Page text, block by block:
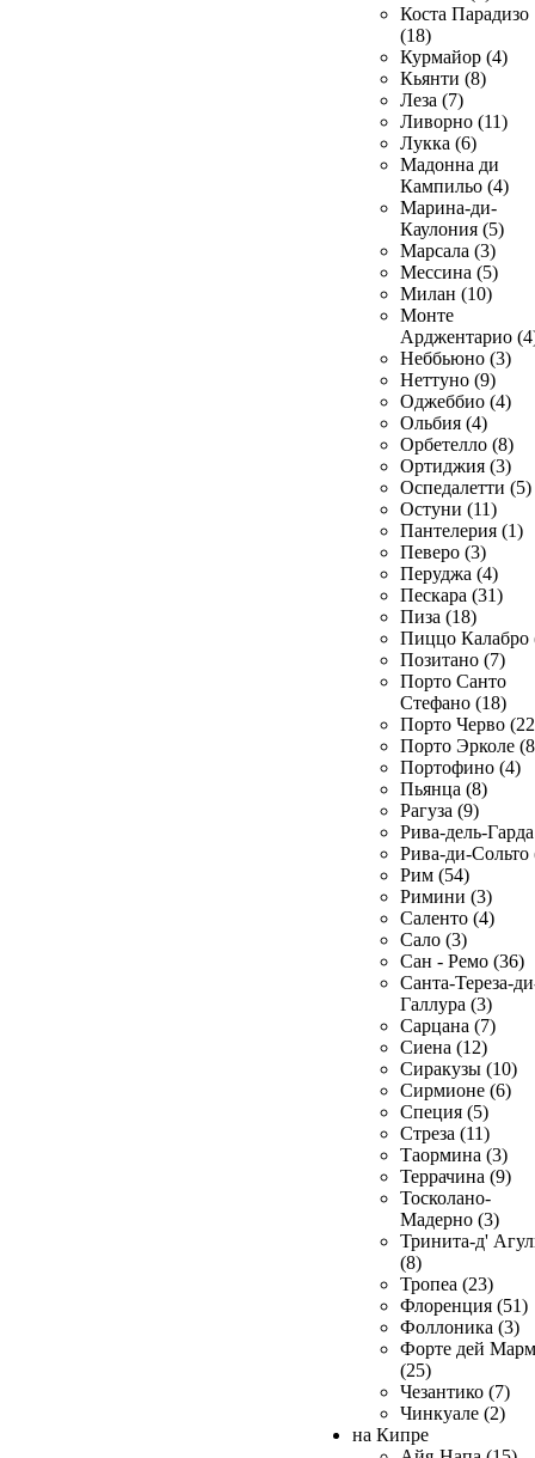
Коста Парадизо
(18)
Курмайор (4)
Кьянти (8)
Леза (7)
Ливорно (11)
Лукка (6)
Мадонна ди
Кампильо (4)
Марина-ди-
Каулония (5)
Марсала (3)
Мессина (5)
Милан (10)
Монте
Арджентарио
Неббьюно (3)
Неттуно (9)
Оджеббио (4)
Ольбия (4)
Орбетелло (8)
Ортиджия (3)
Оспедалетти (5)
Остуни (11)
Пантелерия (1)
Певеро (3)
Перуджа (4)
Пескара (31)
Пиза (18)
Пиццо Калабро
Позитано (7)
Порто Санто
Стефано (18)
Порто Черво
Порто Эрколе
Портофино (4)
Пьянца (8)
Рагуза (9)
Рива-дель-
Рива-ди-Сольто
Рим (54)
Римини (3)
Саленто (4)
Сало (3)
Сан - Ремо (36)
Санта-Тереза-
Галлура (3)
Сарцана (7)
Сиена (12)
Сиракузы (10)
Сирмионе (6)
Специя (5)
Стреза (11)
Таормина (3)
Террачина (9)
Тосколано-
Мадерно (3)
Тринита-д'
(8)
Тропеа (23)
Флоренция (51)
Фоллоника (3)
Форте дей
(25)
Чезантико (7)
Чинкуале (2)
на Кипре